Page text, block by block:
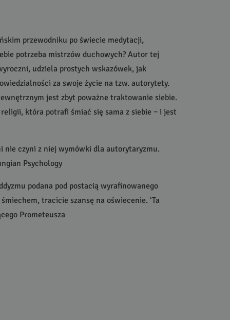
przewodniku po świecie medytacji,
potrzeba mistrzów duchowych? Autor tej
udziela prostych wskazówek, jak
za swoje życie na tzw. autorytety.
jest zbyt poważne traktowanie siebie.
która potrafi śmiać się sama z siebie – i jest
nie czyni z niej wymówki dla autorytaryzmu.
Psychology
podana pod postacią wyrafinowanego
tracicie szansę na oświecenie. ‘Ta
Prometeusza